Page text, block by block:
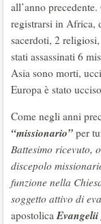
all’anno
registrarsi in Africa,
sacerdoti, 2
stati assassinati 6
Asia sono morti,
Europa è stato
Come negli anni
“missionario” per
Battesimo ricevuto,
discepolo
funzione nella
soggetto attivo di
apostolica